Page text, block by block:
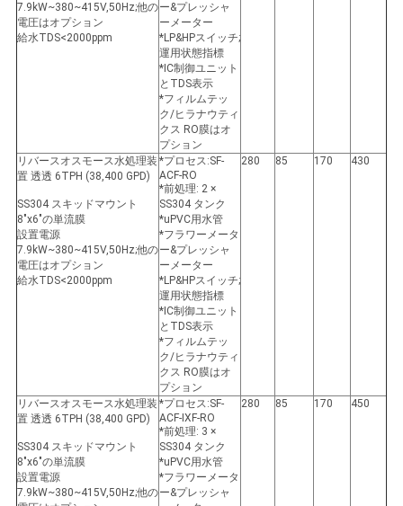
7.9kW~380~415V,50Hz;他の
電圧はオプション
給水TDS<2000ppm
ー&プレッシャ
ーメーター
*LP&HPスイッチ;
運用状態指標
*IC制御ユニット
とTDS表示
*フィルムテッ
ク/ヒラナウティ
クス RO膜はオ
プション
リバースオスモース水処理装
置 透透 6TPH (38,400 GPD)
SS304 スキッドマウント
8"x6"の単流膜
設置電源
7.9kW~380~415V,50Hz;他の
電圧はオプション
給水TDS<2000ppm
*プロセス:SF-
ACF-RO
*前処理: 2 ×
SS304 タンク
*uPVC用水管
*フラワーメータ
ー&プレッシャ
ーメーター
*LP&HPスイッチ;
運用状態指標
*IC制御ユニット
とTDS表示
*フィルムテッ
ク/ヒラナウティ
クス RO膜はオ
プション
280 85 170 430
リバースオスモース水処理装
置 透透 6TPH (38,400 GPD)
SS304 スキッドマウント
8"x6"の単流膜
設置電源
7.9kW~380~415V,50Hz;他の
*プロセス:SF-
ACF-IXF-RO
*前処理: 3 ×
SS304 タンク
*uPVC用水管
*フラワーメータ
ー&プレッシャ
280 85 170 450